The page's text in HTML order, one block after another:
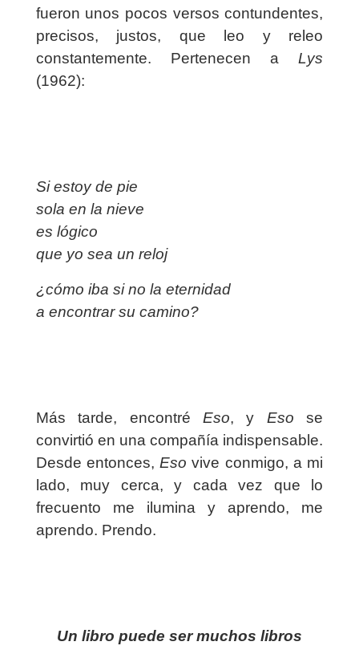
fueron unos pocos versos contundentes,
precisos, justos, que leo y releo
constantemente. Pertenecen aLys
(1962):
Si estoy de pie
sola en la nieve
es lógico
que yo sea un reloj
¿cómo iba si no la eternidad
a encontrar su camino?
Más tarde, encontré Eso, y Eso se
convirtió en una compañía indispensable.
Desde entonces,Eso vive conmigo, a mi
lado, muy cerca, y cada vez que lo
frecuento me ilumina y aprendo, me
aprendo. Prendo.
Un libro puede ser muchos libros